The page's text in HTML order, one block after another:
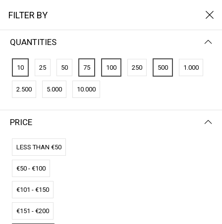
FILTER BY
CO2-Credits
FILTER BY
QUANTITIES
10 25 50 75 100 250 500 1.000
2.500 5.000 10.000
PRICE
LESS THAN €50
€50 - €100
€101 - €150
€151 - €200